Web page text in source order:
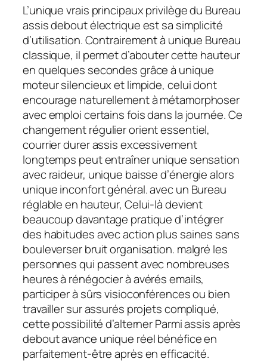
L’unique vrais principaux privilège du Bureau
assis debout électrique est sa simplicité
d’utilisation. Contrairement à unique Bureau
classique, il permet d’abouter cette hauteur
en quelques secondes grâce à unique
moteur silencieux et limpide, celui dont
encourage naturellement à métamorphoser
avec emploi certains fois dans la journée. Ce
changement régulier orient essentiel,
courrier durer assis excessivement
longtemps peut entraîner unique sensation
avec raideur, unique baisse d’énergie alors
unique inconfort général. avec un Bureau
réglable en hauteur, Celui-là devient
beaucoup davantage pratique d’intégrer
des habitudes avec action plus saines sans
bouleverser bruit organisation. malgré les
personnes qui passent avec nombreuses
heures à rénégocier à avérés emails,
participer à sûrs visioconférences ou bien
travailler sur assurés projets compliqué,
cette possibilité d’alterner Parmi assis après
debout avance unique réel bénéfice en
parfaitement-être après en efficacité.